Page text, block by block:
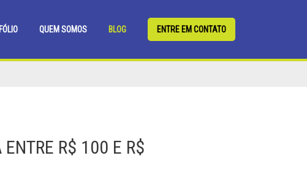
QUEM SOMOS BLOG ENTRE EM CONTATO
ENTRE R$ 100 E R$